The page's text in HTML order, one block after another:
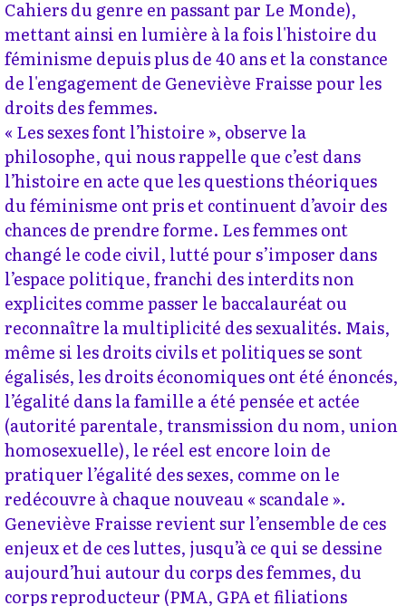
Cahiers du genre en passant par Le Monde),
mettant ainsi en lumière à la fois l'histoire du
féminisme depuis plus de 40 ans et la constance
de l'engagement de Geneviève Fraisse pour les
droits des femmes.
« Les sexes font l’histoire », observe la
philosophe, qui nous rappelle que c’est dans
l’histoire en acte que les questions théoriques
du féminisme ont pris et continuent d’avoir des
chances de prendre forme. Les femmes ont
changé le code civil, lutté pour s’imposer dans
l’espace politique, franchi des interdits non
explicites comme passer le baccalauréat ou
reconnaître la multiplicité des sexualités. Mais,
même si les droits civils et politiques se sont
égalisés, les droits économiques ont été énoncés,
l’égalité dans la famille a été pensée et actée
(autorité parentale, transmission du nom, union
homosexuelle), le réel est encore loin de
pratiquer l’égalité des sexes, comme on le
redécouvre à chaque nouveau « scandale ».
Geneviève Fraisse revient sur l’ensemble de ces
enjeux et de ces luttes, jusqu’à ce qui se dessine
aujourd’hui autour du corps des femmes, du
corps reproducteur (PMA, GPA et filiations